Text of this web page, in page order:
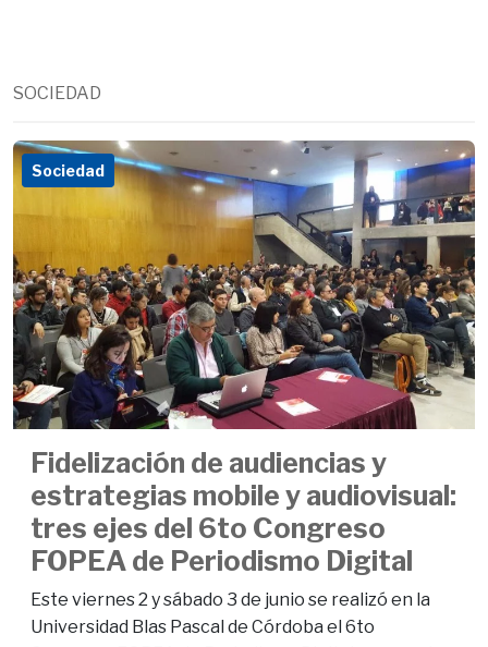
SOCIEDAD
Sociedad
Fidelización de audiencias y
estrategias mobile y audiovisual:
tres ejes del 6to Congreso
FOPEA de Periodismo Digital
Este viernes 2 y sábado 3 de junio se realizó en la
Universidad Blas Pascal de Córdoba el 6to